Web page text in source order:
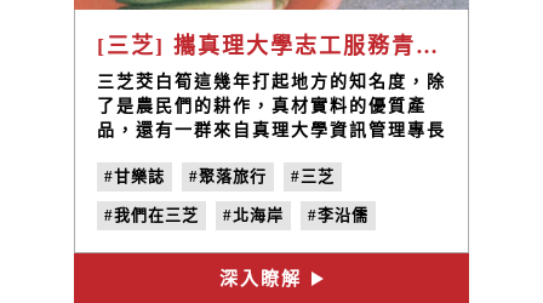
[三芝] 攜真理大學志工服務青年團 / 李沿儒的大自然教室
三芝茭白筍這幾年打起地方的知名度，除
了是農民們的耕作，真材實料的優質產
品，還有一群來自真理大學資訊管理專長
用他們的專才，打響三芝茭白筍的品牌。
#甘樂誌 #聚落旅行 #三芝
#我們在三芝 #北海岸 #李沿儒
#真理大學志工服務青年團 #三芝茭白筍
#單位的計量
深入瞭解